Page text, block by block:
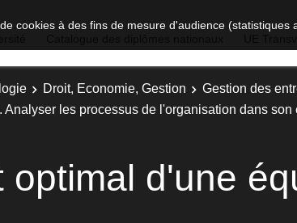
cookies à des fins de mesure d'audience (statistiques
Droit, Economie, Gestion
Gestion des
Analyser les processus de l'organisation dans son
d'une